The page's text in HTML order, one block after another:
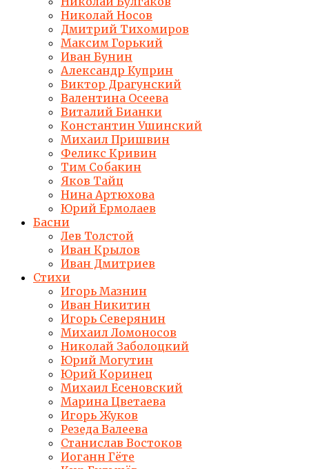
Николай Носов
Дмитрий Тихомиров
Максим Горький
Иван Бунин
Александр Куприн
Виктор Драгунский
Валентина Осеева
Виталий Бианки
Константин Ушинский
Михаил Пришвин
Феликс Кривин
Тим Собакин
Яков Тайц
Нина Артюхова
Юрий Ермолаев
Басни
Лев Толстой
Иван Крылов
Иван Дмитриев
Стихи
Игорь Мазнин
Иван Никитин
Игорь Северянин
Михаил Ломоносов
Николай Заболоцкий
Юрий Могутин
Юрий Коринец
Михаил Есеновский
Марина Цветаева
Игорь Жуков
Резеда Валеева
Станислав Востоков
Иоганн Гёте